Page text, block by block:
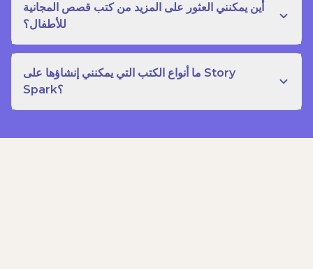
أين يمكنني العثور على المزيد من كتب قصص المجانية
للأطفال؟
ما أنواع الكتب التي يمكنني إنشاؤها على Story
Spark؟